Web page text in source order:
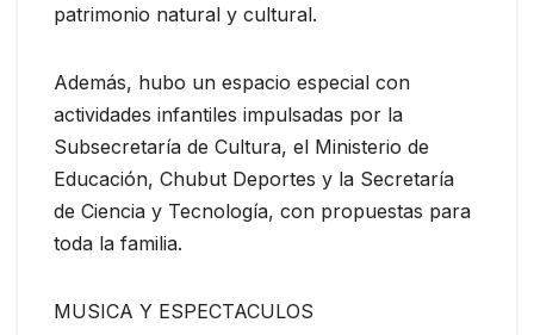
patrimonio natural y cultural.
Además, hubo un espacio especial con
actividades infantiles impulsadas por la
Subsecretaría de Cultura, el Ministerio de
Educación, Chubut Deportes y la Secretaría
de Ciencia y Tecnología, con propuestas para
toda la familia.
MUSICA Y ESPECTACULOS